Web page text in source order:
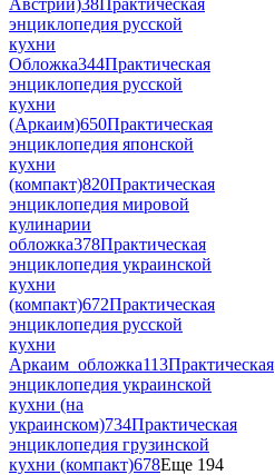
Австрии)38Практическая
энциклопедия русской
кухни
Обложка344Практическая
энциклопедия русской
кухни
(Аркаим)650Практическая
энциклопедия японской
кухни
(компакт)820Практическая
энциклопедия мировой
кулинарии
обложка378Практическая
энциклопедия украинской
кухни
(компакт)672Практическая
энциклопедия русской
кухни
Аркаим_обложка113Практическая
энциклопедия украинской
кухни (на
украинском)734Практическая
энциклопедия грузинской
кухни (компакт)678Еще 194